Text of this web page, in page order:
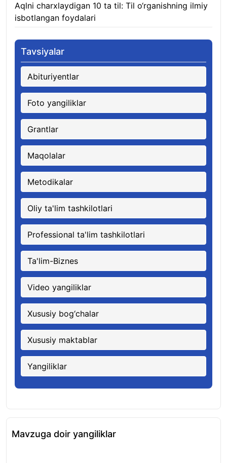
Aqlni charxlaydigan 10 ta til: Til o‘rganishning ilmiy
isbotlangan foydalari
Tavsiyalar
Abituriyentlar
Foto yangiliklar
Grantlar
Maqolalar
Metodikalar
Oliy ta'lim tashkilotlari
Professional ta'lim tashkilotlari
Ta'lim-Biznes
Video yangiliklar
Xususiy bog‘chalar
Xususiy maktablar
Yangiliklar
Mavzuga doir yangiliklar